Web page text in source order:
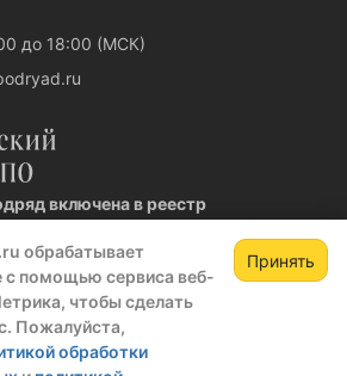
обрабатывает
с помощью сервиса веб-
чтобы сделать
Пожалуйста,
обработки
Принять
до 18:00 (МСК)
включена в реестр
от 06.02.2026